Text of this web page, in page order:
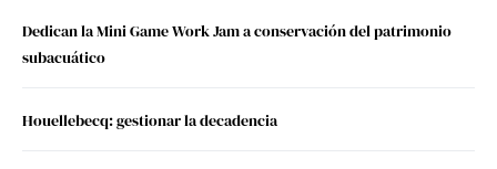
Dedican la Mini Game Work Jam a conservación del patrimonio
subacuático
Houellebecq: gestionar la decadencia